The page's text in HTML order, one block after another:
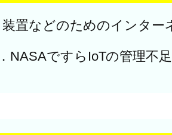
置などのためのインタ
ですらIoTの管理不